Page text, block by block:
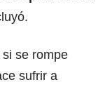
se rompe
sufrir a